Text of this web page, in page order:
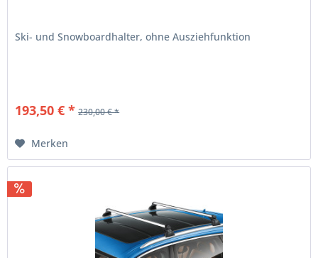
Ski- und Snowboardhalter, ohne Ausziehfunktion
193,50 € * 230,00 € *
Merken